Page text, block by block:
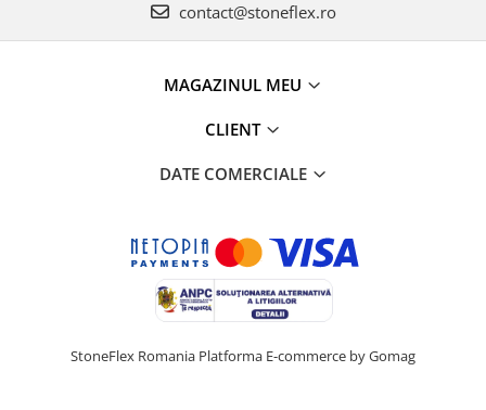
contact@stoneflex.ro
MAGAZINUL MEU
CLIENT
DATE COMERCIALE
StoneFlex Romania Platforma E-commerce by Gomag